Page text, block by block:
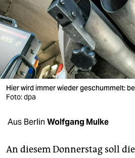
berlin
nord
wahrheit
verlag
verlag
veranstaltungen
Hier wird immer wieder geschummelt:
Foto: dpa
Aus Berlin Wolfgang Mulke
An diesem Donnerstag soll